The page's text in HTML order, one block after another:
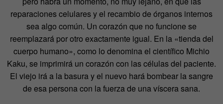
reparaciones celulares y el recambio de órganos internos
sea algo común. Un corazón que no funcione se
reemplazará por otro exactamente igual. En la «tienda del
cuerpo humano», como lo denomina el científico Michio
Kaku, se imprimirá un corazón con las células del paciente.
El viejo irá a la basura y el nuevo hará bombear la sangre
de esa persona con la fuerza de una víscera sana.